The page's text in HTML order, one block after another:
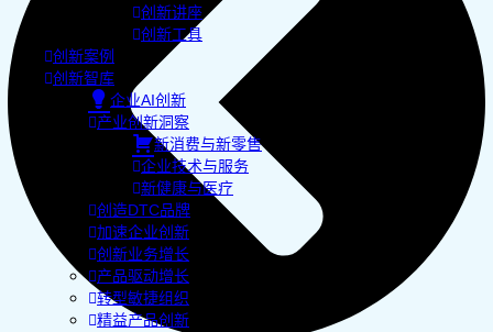
创新讲座
创新工具
创新案例
创新智库
企业AI创新
产业创新洞察
新消费与新零售
企业技术与服务
新健康与医疗
创造DTC品牌
加速企业创新
创新业务增长
产品驱动增长
转型敏捷组织
精益产品创新